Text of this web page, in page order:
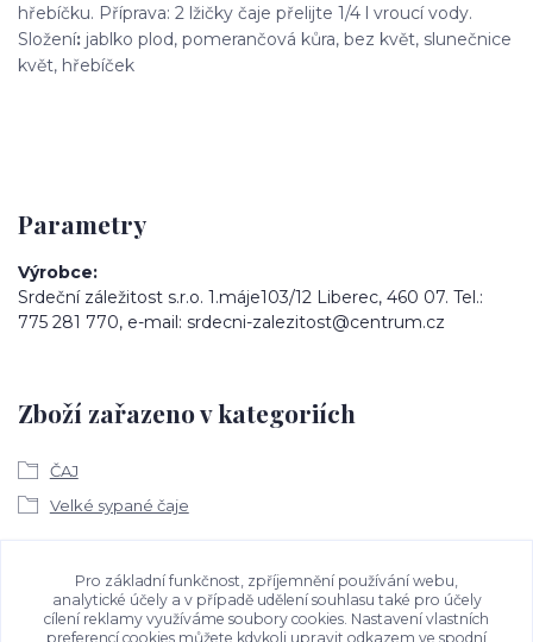
hřebíčku. Příprava: 2 lžičky čaje přelijte 1/4 l vroucí vody.
Složení: jablko plod, pomerančová kůra, bez květ, slunečnice
květ, hřebíček
Parametry
Výrobce
Srdeční záležitost s.r.o. 1.máje103/12 Liberec, 460 07. Tel.:
775 281 770, e-mail: srdecni-zalezitost@centrum.cz
Zboží zařazeno v kategoriích
ČAJ
Velké sypané čaje
Ke stažení
Bezpečností upozornění
Pro základní funkčnost, zpříjemnění používání webu,
analytické účely a v případě udělení souhlasu také pro účely
cílení reklamy využíváme soubory cookies. Nastavení vlastních
preferencí cookies můžete kdykoli upravit odkazem ve spodní